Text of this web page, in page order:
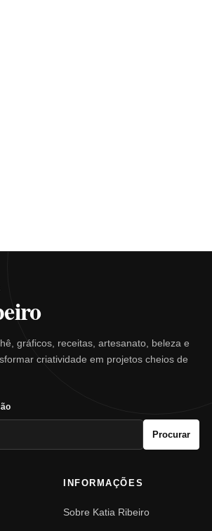
gráficos, receitas, artesanato, beleza e
criatividade em projetos cheios de
Procurar
INFORMAÇÕES
Sobre Katia Ribeiro